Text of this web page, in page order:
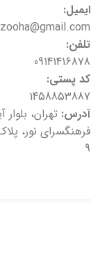
ایمیل:
تلفن:
09141416878
کد پستی:
1458853887
آدرس: تهران،
9